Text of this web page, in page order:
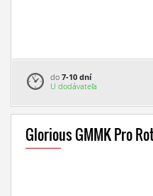
do 7-10 dní
U dodávateľa
Glorious GMMK Pro